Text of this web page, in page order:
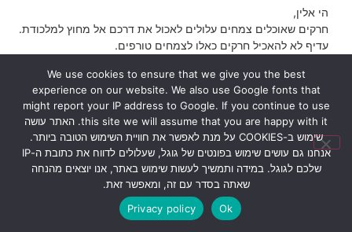
הי אלין,
חרקים שאוכלים צמחים עלולים לאכול את דרכם אל מחוץ למלכודת.
עדיף לא להאכיל חרקים כאלו לצמחים טורפים.
כונכיות של חלזונות לא מתאכלים.
רק החלק ה”רך” נאכל.
בהצלחה.
ירון
הגב
הגיב:
We use cookies to ensure that we give you the best
experience on our website. We also use Google fonts that
might report your IP address to Google. If you continue to use
this site we will assume that you are happy with it. האתר עושה
שימוש ב-COOKIES על מנת לאפשר את חוויית השימוש הטובה ביותר.
אנחנו גם עושים שימוש בפונטים של גוגל, שעלולים לדווח את כתובת ה-IP
שלכם לגוגל. במידה ותמשיך לעשות שימוש באתר, אנו יוצאים מהנחה
שאתה בסדר עם זה, ומאפשר זאת.
Ok
Privacy policy